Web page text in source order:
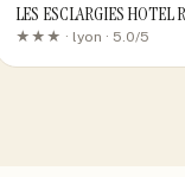
LES ESCLARGIES HOTEL
★★★ · lyon · 5.0/5